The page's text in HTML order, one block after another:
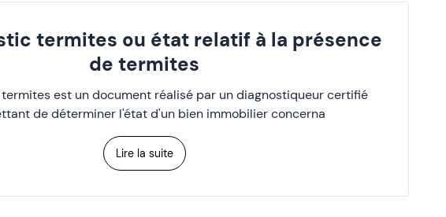
termites ou état relatif à la présence
de termites
est un document réalisé par un diagnostiqueur certifié
de déterminer l'état d'un bien immobilier concerna
Lire la suite